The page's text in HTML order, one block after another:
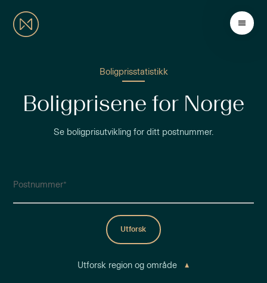
Boligprisstatistikk
Boligprisene for Norge
Se boligprisutvikling for ditt postnummer.
Postnummer
Utforsk
Utforsk region og område